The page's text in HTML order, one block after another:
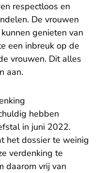
respectloos en
De vrouwen
genieten van
een inbreuk op de
vrouwen. Dit alles
aan.
hebben
in juni 2022.
het dossier te weinig
verdenking te
daarom vrij van